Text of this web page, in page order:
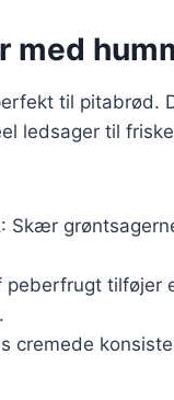
til pitabrød.
ledsager til
: Skær
peberfrugt tilføjer
cremede